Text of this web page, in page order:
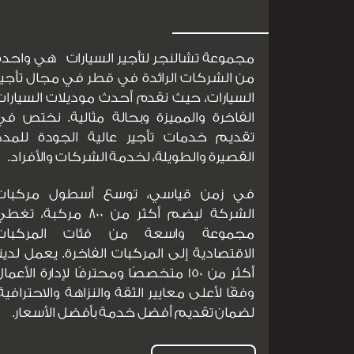
مجموعة تشالنجر لتأجير السيارات هي
من الشركات الرائدة في قطر في مجال
السيارات، حيث نقدم أحدث موديلات
الفاخرة والمميزة وبحالة مثالية. نختص
تقديم خدمات تأجير عالية الجودة
القصيرة والطويلة، لخدمة الشركات والأفراد.
في زمن قياسي، توسع أسطول
الشركة ليضم أكثر من 800 مركبة،
مجموعة واسعة من فئات
الاقتصادية إلى المركبات الفاخرة. يعمل
أكثر من 150 متخصصًا ومحترفًا لإدارة
وفقًا لأعلى معايير الثقة والنزاهة
لضمان تقديم أفضل خدمة بأفضل الأسعار.